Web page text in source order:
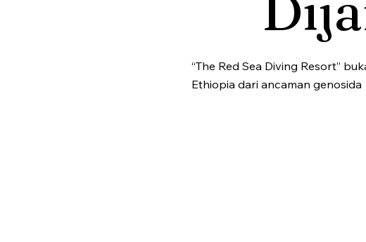
“The Red Sea Diving Resort”
Ethiopia dari ancaman genosida